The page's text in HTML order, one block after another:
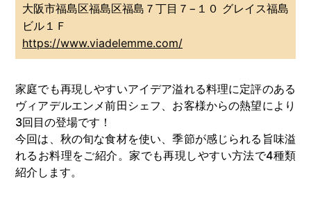
大阪市福島区福島区福島７丁目７−１０ グレイス福島
ビル１Ｆ
https://www.viadelemme.com/
家庭でも再現しやすいアイデア溢れる料理に定評のある
ヴィアデルエンメ前田シェフ、お客様からの熱望により
3回目の登場です！
今回は、秋の旬な食材を使い、季節が感じられる旨味溢
れるお料理をご紹介。家でも再現しやすい方法で4種類
紹介します。